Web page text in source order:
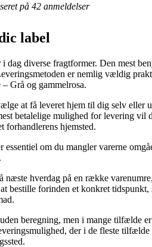
på 42 anmeldelser
label
dag diverse fragtformer. Den mest
er nemlig vældig
Grå og gammelrosa.
at få leveret hjem til dig selv eller
betalelige mulighed for levering
forhandlerens hjemsted.
om du mangler varerne
næste hverdag på en række
bestille forinden et konkret
beregning, men i mange tilfælde
der i de fleste